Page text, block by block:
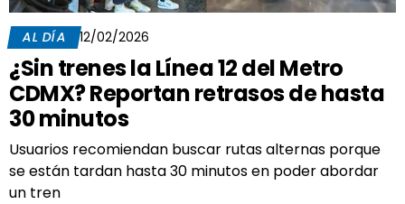
AL DÍA 12/02/2026
¿Sin trenes la Línea 12 del Metro
CDMX? Reportan retrasos de hasta
30 minutos
Usuarios recomiendan buscar rutas alternas porque
se están tardan hasta 30 minutos en poder abordar
un tren